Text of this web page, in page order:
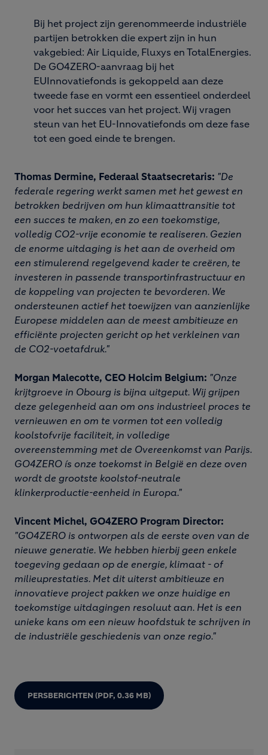
Bij het project zijn gerenommeerde industriële
partijen betrokken die expert zijn in hun
vakgebied: Air Liquide, Fluxys en TotalEnergies.
De GO4ZERO-aanvraag bij het
EUInnovatiefonds is gekoppeld aan deze
tweede fase en vormt een essentieel onderdeel
voor het succes van het project. Wij vragen
steun van het EU-Innovatiefonds om deze fase
tot een goed einde te brengen.
Thomas Dermine, Federaal Staatsecretaris: "De
federale regering werkt samen met het gewest en
betrokken bedrijven om hun klimaattransitie tot
een succes te maken, en zo een toekomstige,
volledig CO2-vrije economie te realiseren. Gezien
de enorme uitdaging is het aan de overheid om
een stimulerend regelgevend kader te creëren, te
investeren in passende transportinfrastructuur en
de koppeling van projecten te bevorderen. We
ondersteunen actief het toewijzen van aanzienlijke
Europese middelen aan de meest ambitieuze en
efficiënte projecten gericht op het verkleinen van
de CO2-voetafdruk."
Morgan Malecotte, CEO Holcim Belgium: "Onze
krijtgroeve in Obourg is bijna uitgeput. Wij grijpen
deze gelegenheid aan om ons industrieel proces te
vernieuwen en om te vormen tot een volledig
koolstofvrije faciliteit, in volledige
overeenstemming met de Overeenkomst van Parijs.
GO4ZERO ís onze toekomst in België en deze oven
wordt de grootste koolstof-neutrale
klinkerproductie-eenheid in Europa."
Vincent Michel, GO4ZERO Program Director:
"GO4ZERO is ontworpen als de eerste oven van de
nieuwe generatie. We hebben hierbij geen enkele
toegeving gedaan op de energie, klimaat - of
milieuprestaties. Met dit uiterst ambitieuze en
innovatieve project pakken we onze huidige en
toekomstige uitdagingen resoluut aan. Het is een
unieke kans om een nieuw hoofdstuk te schrijven in
de industriële geschiedenis van onze regio."
PERSBERICHTEN (PDF, 0.36 MB)